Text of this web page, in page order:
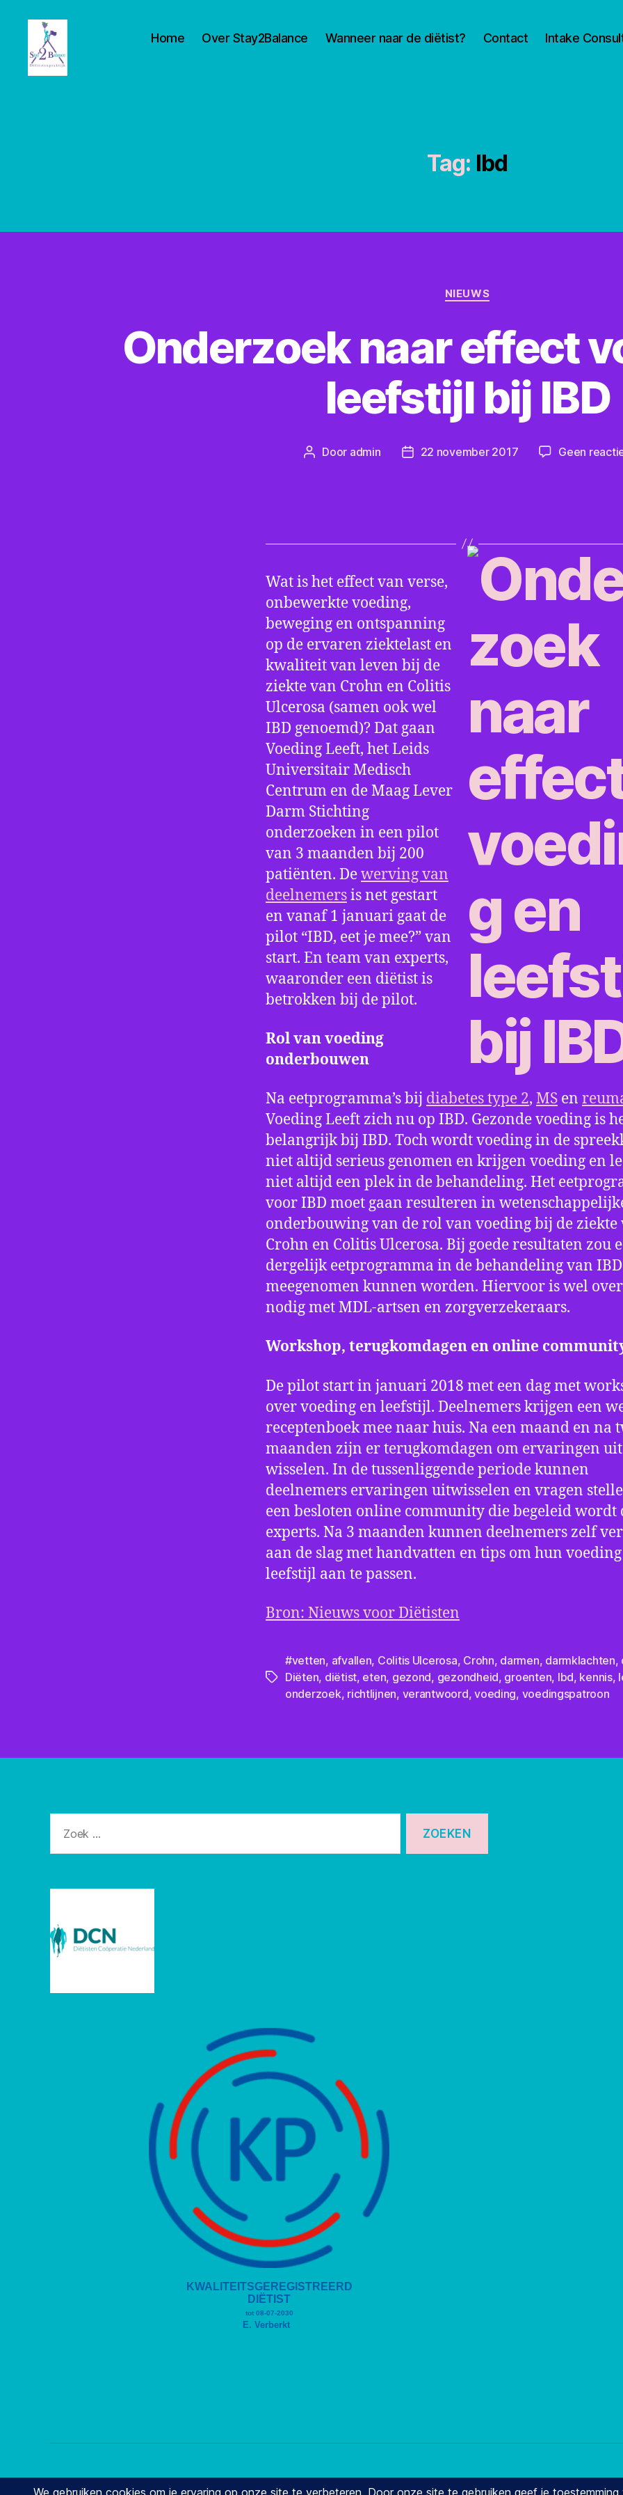
Home Over Stay2Balance Wanneer naar de diëtist? Contact Intake
Tag: Ibd
Categorieën
NIEUWS
Onderzoek naar effect
leefstijl bij IBD
Berichtauteur
Door admin Berichtdatum
22 november 2017 Geen
Wat is het effect van verse,
onbewerkte voeding,
beweging en ontspanning
op de ervaren ziektelast en
kwaliteit van leven bij de
ziekte van Crohn en Colitis
Ulcerosa (samen ook wel
IBD genoemd)? Dat gaan
Voeding Leeft, het Leids
Universitair Medisch
Centrum en de Maag Lever
Darm Stichting
onderzoeken in een pilot
van 3 maanden bij 200
patiënten. Dewerving van
deelnemersis net gestart
en vanaf 1 januari gaat de
pilot “IBD, eet je mee?” van
start. En team van experts,
waaronder een diëtist is
betrokken bij de pilot.
Rol van voeding
onderbouwen
Na eetprogramma’s bij diabetes type 2, MS en
Voeding Leeft zich nu op IBD. Gezonde voeding is
belangrijk bij IBD. Toch wordt voeding in de
niet altijd serieus genomen en krijgen voeding en
niet altijd een plek in de behandeling. Het
voor IBD moet gaan resulteren in
onderbouwing van de rol van voeding bij de ziekte
Crohn en Colitis Ulcerosa. Bij goede resultaten zou
dergelijk eetprogramma in de behandeling van IBD
meegenomen kunnen worden. Hiervoor is wel
nodig met MDL-artsen en zorgverzekeraars.
Workshop, terugkomdagen en online
De pilot start in januari 2018 met een dag met
over voeding en leefstijl. Deelnemers krijgen een
receptenboek mee naar huis. Na een maand en na
maanden zijn er terugkomdagen om ervaringen
wisselen. In de tussenliggende periode kunnen
deelnemers ervaringen uitwisselen en vragen
een besloten online community die begeleid wordt
experts. Na 3 maanden kunnen deelnemers zelf
aan de slag met handvatten en tips om hun
leefstijl aan te passen.
Bron: Nieuws voor Diëtisten
Tags
#vetten, afvallen, Colitis Ulcerosa, Crohn, darmen, darmklachten,
Diëten, diëtist, eten, gezond, gezondheid, groenten, Ibd, kennis,
onderzoek, richtlijnen, verantwoord,voeding, voedingspatroon
naar: